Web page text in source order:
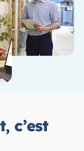
c’est